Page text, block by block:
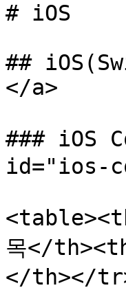
# iOS
##
</a>
### iOS
id="ios-
목</
</th></